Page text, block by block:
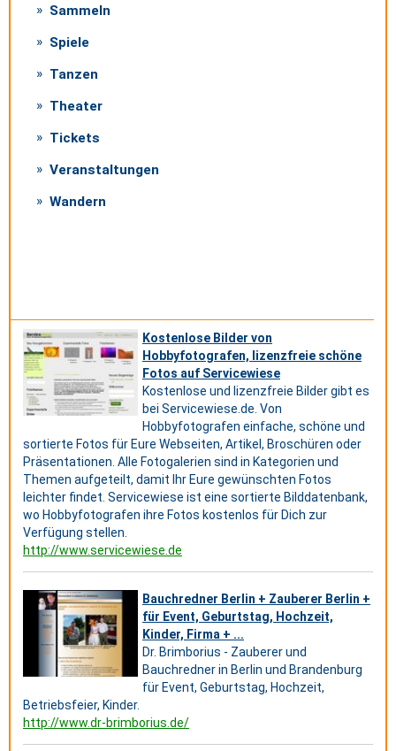
Sammeln
Spiele
Tanzen
Theater
Tickets
Veranstaltungen
Wandern
Kostenlose Bilder von
Hobbyfotografen, lizenzfreie schöne
Fotos auf Servicewiese
Kostenlose und lizenzfreie Bilder gibt es
bei Servicewiese.de. Von
Hobbyfotografen einfache, schöne und
sortierte Fotos für Eure Webseiten, Artikel, Broschüren oder
Präsentationen. Alle Fotogalerien sind in Kategorien und
Themen aufgeteilt, damit Ihr Eure gewünschten Fotos
leichter findet. Servicewiese ist eine sortierte Bilddatenbank,
wo Hobbyfotografen ihre Fotos kostenlos für Dich zur
Verfügung stellen.
http://www.servicewiese.de
Bauchredner Berlin + Zauberer Berlin +
für Event, Geburtstag, Hochzeit,
Kinder, Firma + ...
Dr. Brimborius - Zauberer und
Bauchredner in Berlin und Brandenburg
für Event, Geburtstag, Hochzeit,
Betriebsfeier, Kinder.
http://www.dr-brimborius.de/